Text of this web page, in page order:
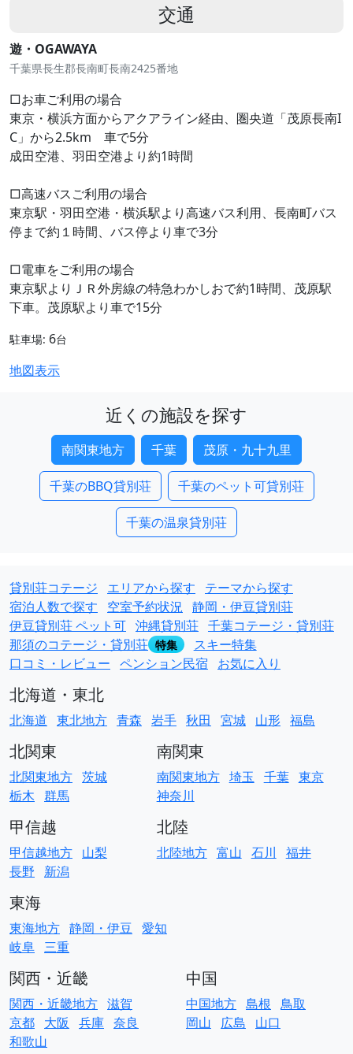
交通
遊・OGAWAYA
千葉県長生郡長南町長南2425番地
□お車ご利用の場合
東京・横浜方面からアクアライン経由、圏央道「茂原長南I
C」から2.5km 車で5分
成田空港、羽田空港より約1時間
□高速バスご利用の場合
東京駅・羽田空港・横浜駅より高速バス利用、長南町バス
停まで約１時間、バス停より車で3分
□電車をご利用の場合
東京駅よりＪＲ外房線の特急わかしおで約1時間、茂原駅
下車。茂原駅より車で15分
駐車場: 6台
地図表示
近くの施設を探す
南関東地方 千葉 茂原・九十九里
千葉のBBQ貸別荘 千葉のペット可貸別荘
千葉の温泉貸別荘
貸別荘コテージ エリアから探す
テーマから探す
宿泊人数で探す
空室予約状況 静岡・伊豆貸別荘
伊豆貸別荘 ペット可 沖縄貸別荘 千葉コテージ・貸別荘
那須のコテージ・貸別荘 特集
スキー特集
口コミ・レビュー ペンション民宿 お気に入り
北海道・東北
北海道 東北地方 青森 岩手 秋田 宮城 山形 福島
北関東
北関東地方 茨城
栃木 群馬
南関東
南関東地方 埼玉 千葉 東京
神奈川
甲信越
甲信越地方 山梨
長野
新潟
北陸
北陸地方 富山 石川 福井
東海
東海地方 静岡・伊豆 愛知
岐阜 三重
関西・近畿
関西・近畿地方 滋賀
京都 大阪 兵庫 奈良
和歌山
中国
中国地方 島根 鳥取
岡山
広島 山口